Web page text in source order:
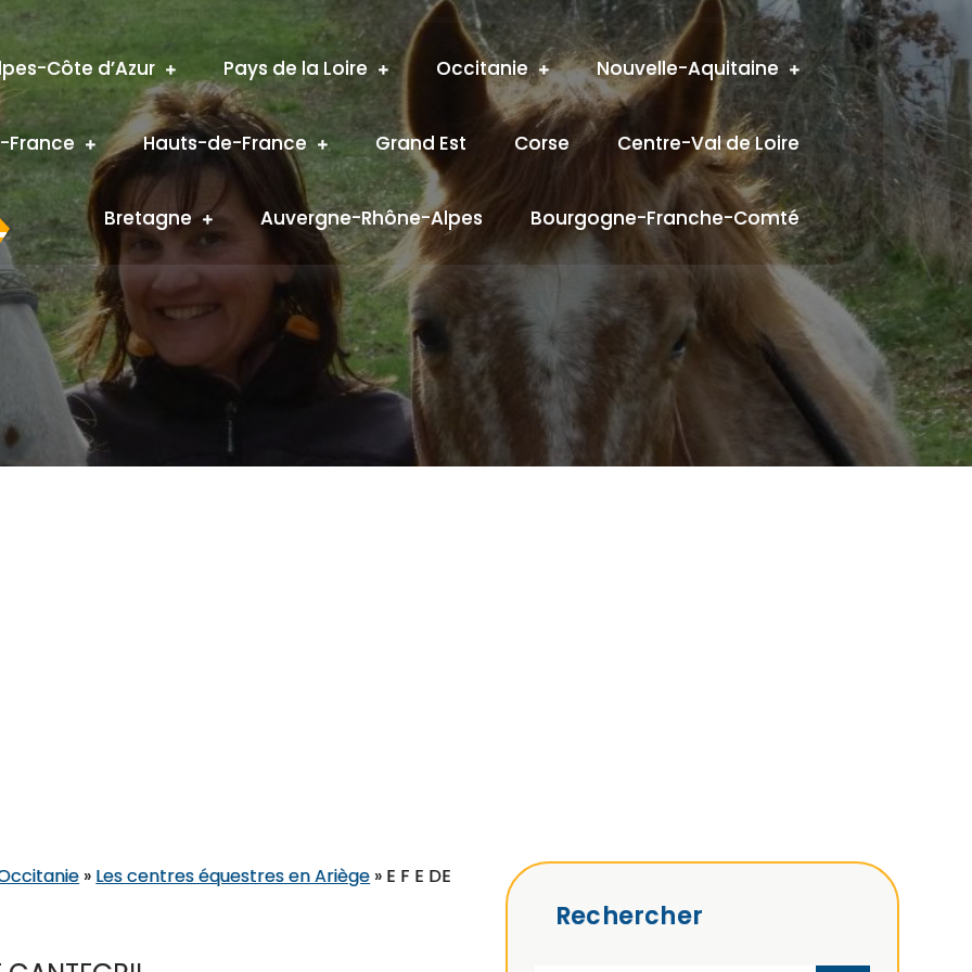
Côte d’Azur Pays de la Loire Occitanie Nouvelle-Aquitaine
France Hauts-de-France Grand Est Corse Centre-Val de Loire
Bretagne Auvergne-Rhône-Alpes Bourgogne-Franche-Comté
» Les centres équestres en Ariège » E F E DE
Rechercher